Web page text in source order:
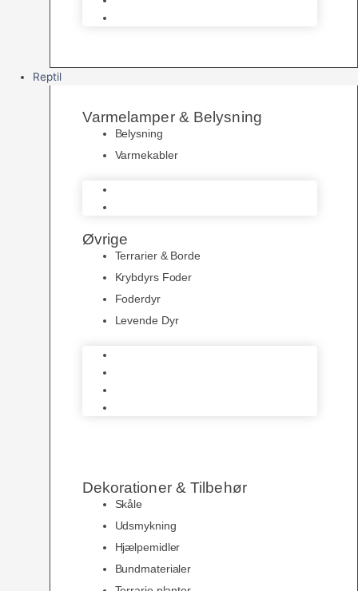
Reptil
Varmelamper & Belysning
Belysning
Varmekabler
Øvrige
Terrarier & Borde
Krybdyrs Foder
Foderdyr
Levende Dyr
Dekorationer & Tilbehør
Skåle
Udsmykning
Hjælpemidler
Bundmaterialer